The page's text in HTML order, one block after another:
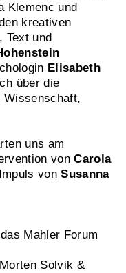
Klemenc und
kreativen
Text und
Elisabeth
über die
Wissenschaft,
uns am
vonCarola
vonSusanna
Mahler Forum
Solvik &